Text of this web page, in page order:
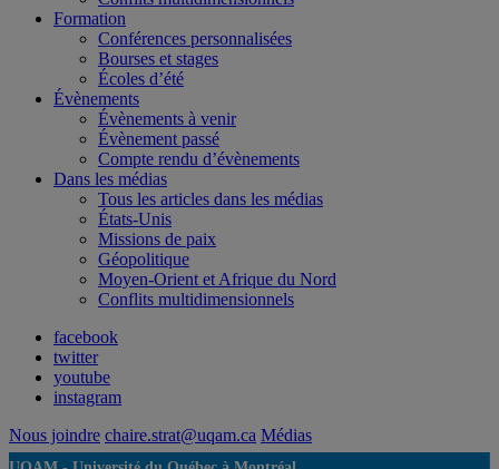
Formation
Conférences personnalisées
Bourses et stages
Écoles d’été
Évènements
Évènements à venir
Évènement passé
Compte rendu d’évènements
Dans les médias
Tous les articles dans les médias
États-Unis
Missions de paix
Géopolitique
Moyen-Orient et Afrique du Nord
Conflits multidimensionnels
facebook
twitter
youtube
instagram
Nous joindre chaire.strat@uqam.ca Médias